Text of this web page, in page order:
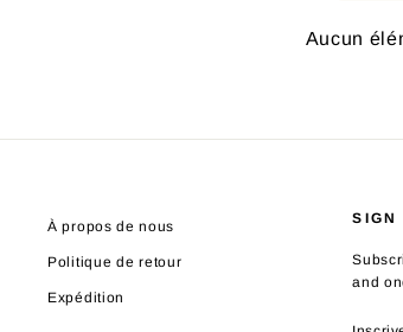
Aucun
À propos de nous
Politique de retour
Expédition
SIGN
and